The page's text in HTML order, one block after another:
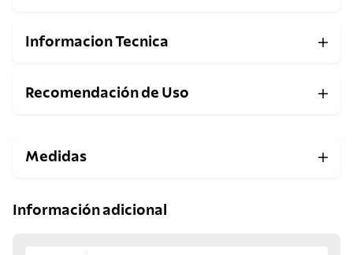
Informacion Tecnica
Recomendación de Uso
Medidas
Información adicional